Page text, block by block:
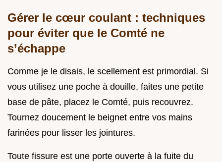
Gérer le cœur coulant : techniques
pour éviter que le Comté ne
s’échappe
Comme je le disais, le scellement est primordial. Si
vous utilisez une poche à douille, faites une petite
base de pâte, placez le Comté, puis recouvrez.
Tournez doucement le beignet entre vos mains
farinées pour lisser les jointures.
Toute fissure est une porte ouverte à la fuite du